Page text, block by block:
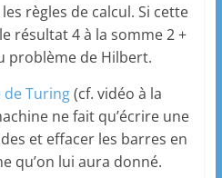
règles de calcul. Si cette
résultat 4 à la somme 2 +
problème de Hilbert.
de Turing(cf. vidéo à la
ne fait qu’écrire une
et effacer les barres en
qu’on lui aura donné.